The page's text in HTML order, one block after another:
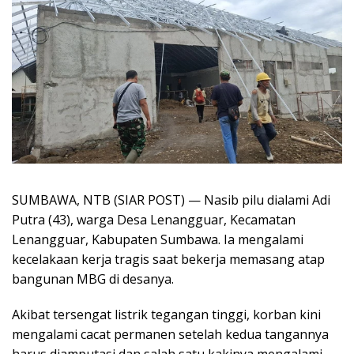
SUMBAWA, NTB (SIAR POST) — Nasib pilu dialami Adi
Putra (43), warga Desa Lenangguar, Kecamatan
Lenangguar, Kabupaten Sumbawa. Ia mengalami
kecelakaan kerja tragis saat bekerja memasang atap
bangunan MBG di desanya.
Akibat tersengat listrik tegangan tinggi, korban kini
mengalami cacat permanen setelah kedua tangannya